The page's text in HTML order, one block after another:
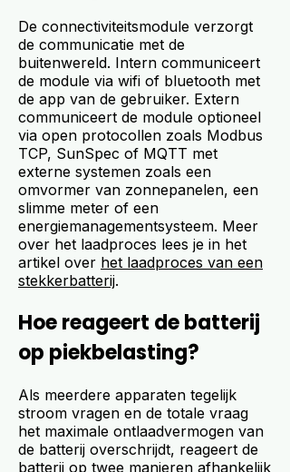
De connectiviteitsmodule verzorgt
de communicatie met de
buitenwereld. Intern communiceert
de module via wifi of bluetooth met
de app van de gebruiker. Extern
communiceert de module optioneel
via open protocollen zoals Modbus
TCP, SunSpec of MQTT met
externe systemen zoals een
omvormer van zonnepanelen, een
slimme meter of een
energiemanagementsysteem. Meer
over het laadproces lees je in het
artikel over het laadproces van een
stekkerbatterij.
Hoe reageert de batterij
op piekbelasting?
Als meerdere apparaten tegelijk
stroom vragen en de totale vraag
het maximale ontlaadvermogen van
de batterij overschrijdt, reageert de
batterij op twee manieren afhankelijk